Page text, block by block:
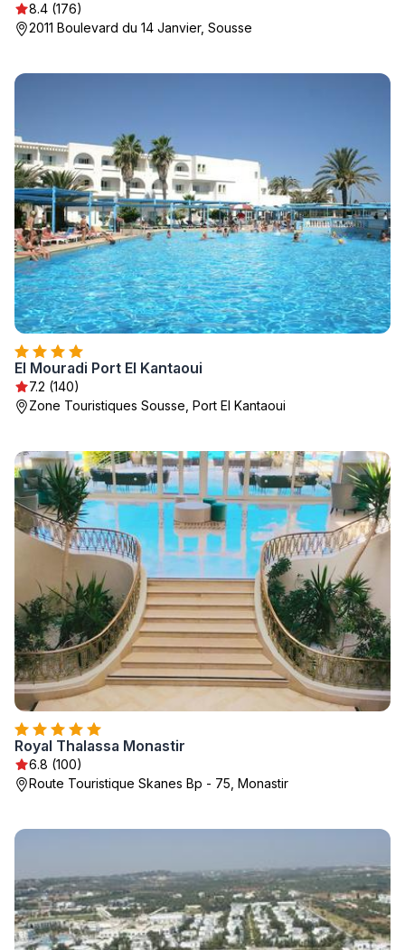
8.4 (176)
2011 Boulevard du 14 Janvier, Sousse
El Mouradi Port El Kantaoui
7.2 (140)
Zone Touristiques Sousse, Port El Kantaoui
Royal Thalassa Monastir
6.8 (100)
Route Touristique Skanes Bp - 75, Monastir